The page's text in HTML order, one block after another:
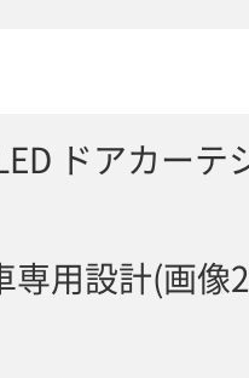
ドアカー
専用設計(画像